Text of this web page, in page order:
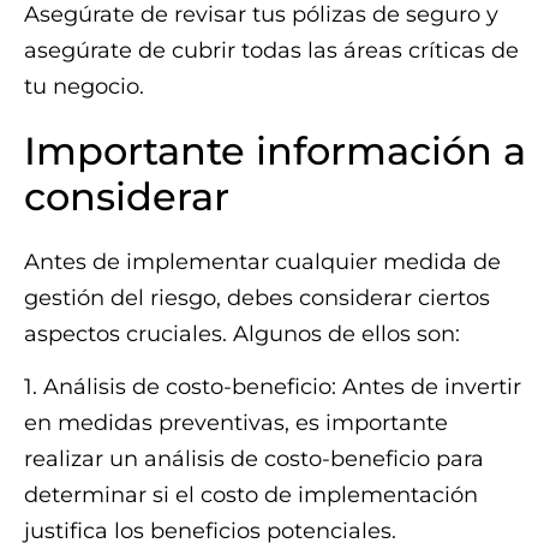
Asegúrate de revisar tus pólizas de seguro y
asegúrate de cubrir todas las áreas críticas de
tu negocio.
Importante información a
considerar
Antes de implementar cualquier medida de
gestión del riesgo, debes considerar ciertos
aspectos cruciales. Algunos de ellos son:
1. Análisis de costo-beneficio: Antes de invertir
en medidas preventivas, es importante
realizar un análisis de costo-beneficio para
determinar si el costo de implementación
justifica los beneficios potenciales.